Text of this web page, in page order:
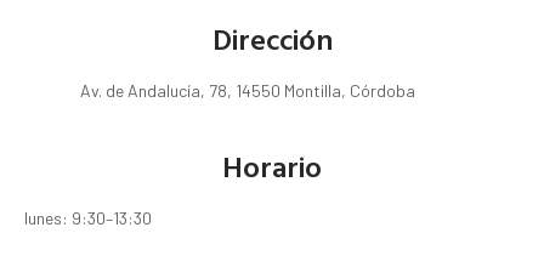
Dirección
Av. de Andalucía, 78, 14550 Montilla, Córdoba
Horario
lunes: 9:30–13:30